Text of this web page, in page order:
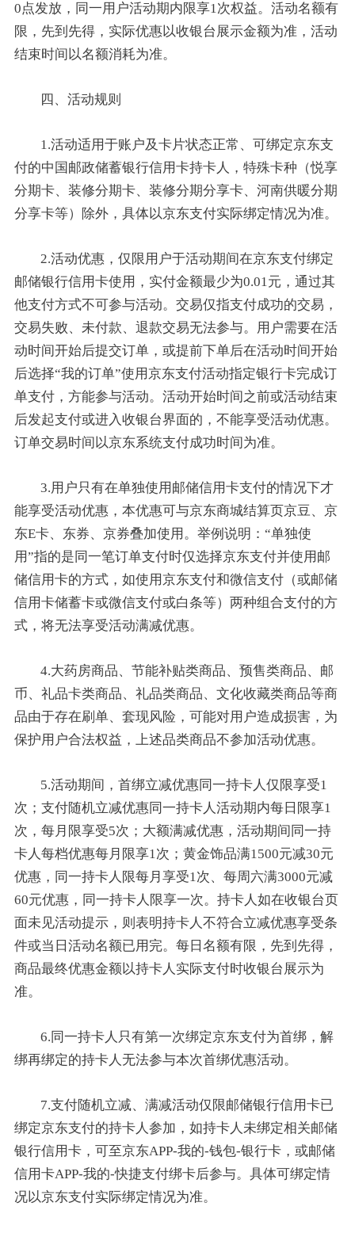
0点发放，同一用户活动期内限享1次权益。活动名额有
限，先到先得，实际优惠以收银台展示金额为准，活动
结束时间以名额消耗为准。
四、活动规则
1.活动适用于账户及卡片状态正常、可绑定京东支
付的中国邮政储蓄银行信用卡持卡人，特殊卡种（悦享
分期卡、装修分期卡、装修分期分享卡、河南供暖分期
分享卡等）除外，具体以京东支付实际绑定情况为准。
2.活动优惠，仅限用户于活动期间在京东支付绑定
邮储银行信用卡使用，实付金额最少为0.01元，通过其
他支付方式不可参与活动。交易仅指支付成功的交易，
交易失败、未付款、退款交易无法参与。用户需要在活
动时间开始后提交订单，或提前下单后在活动时间开始
后选择“我的订单”使用京东支付活动指定银行卡完成订
单支付，方能参与活动。活动开始时间之前或活动结束
后发起支付或进入收银台界面的，不能享受活动优惠。
订单交易时间以京东系统支付成功时间为准。
3.用户只有在单独使用邮储信用卡支付的情况下才
能享受活动优惠，本优惠可与京东商城结算页京豆、京
东E卡、东券、京券叠加使用。举例说明：“单独使
用”指的是同一笔订单支付时仅选择京东支付并使用邮
储信用卡的方式，如使用京东支付和微信支付（或邮储
信用卡储蓄卡或微信支付或白条等）两种组合支付的方
式，将无法享受活动满减优惠。
4.大药房商品、节能补贴类商品、预售类商品、邮
币、礼品卡类商品、礼品类商品、文化收藏类商品等商
品由于存在刷单、套现风险，可能对用户造成损害，为
保护用户合法权益，上述品类商品不参加活动优惠。
5.活动期间，首绑立减优惠同一持卡人仅限享受1
次；支付随机立减优惠同一持卡人活动期内每日限享1
次，每月限享受5次；大额满减优惠，活动期间同一持
卡人每档优惠每月限享1次；黄金饰品满1500元减30元
优惠，同一持卡人限每月享受1次、每周六满3000元减
60元优惠，同一持卡人限享一次。持卡人如在收银台页
面未见活动提示，则表明持卡人不符合立减优惠享受条
件或当日活动名额已用完。每日名额有限，先到先得，
商品最终优惠金额以持卡人实际支付时收银台展示为
准。
6.同一持卡人只有第一次绑定京东支付为首绑，解
绑再绑定的持卡人无法参与本次首绑优惠活动。
7.支付随机立减、满减活动仅限邮储银行信用卡已
绑定京东支付的持卡人参加，如持卡人未绑定相关邮储
银行信用卡，可至京东APP-我的-钱包-银行卡，或邮储
信用卡APP-我的-快捷支付绑卡后参与。具体可绑定情
况以京东支付实际绑定情况为准。